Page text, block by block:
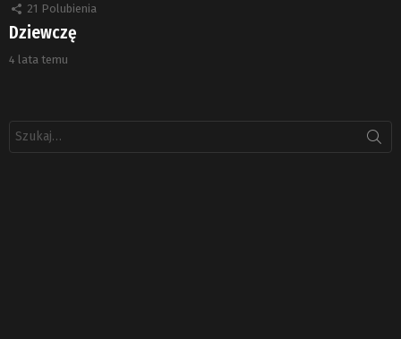
21 Polubienia
Dziewczę
4 lata temu